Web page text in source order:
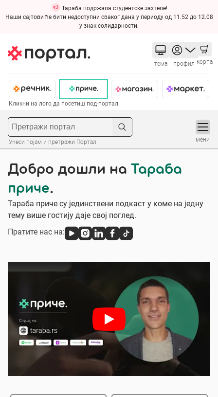
Тараба подржава студентске захтеве!
Наши сајтови ће бити недоступни сваког дана у периоду од 11.52 до 12.08
у знак солидарности.
тема профил корпа
Кликни на лого да посетиш под-портал.
Унеси појам и претражи Портал мени
Добро дошли на
Тараба
приче.
Тараба приче су јединствени пoдкаст у коме на једну
тему више гостију даје свој поглед.
Пратите нас на: